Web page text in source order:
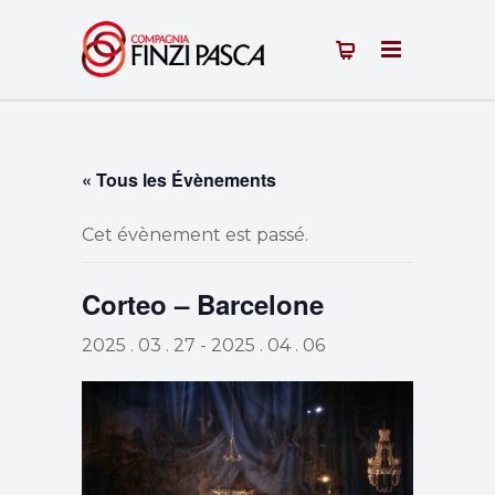
« Tous les Évènements
Cet évènement est passé.
Corteo – Barcelone
2025 . 03 . 27 - 2025 . 04 . 06